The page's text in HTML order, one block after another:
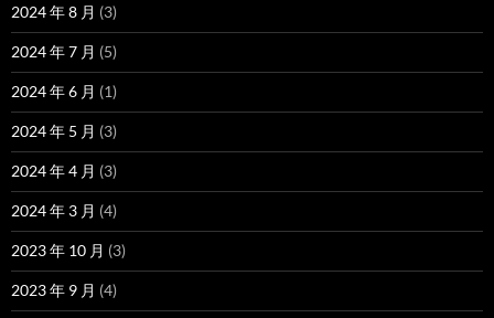
2024 年 8 月 (3)
2024 年 7 月 (5)
2024 年 6 月 (1)
2024 年 5 月 (3)
2024 年 4 月 (3)
2024 年 3 月 (4)
2023 年 10 月 (3)
2023 年 9 月 (4)